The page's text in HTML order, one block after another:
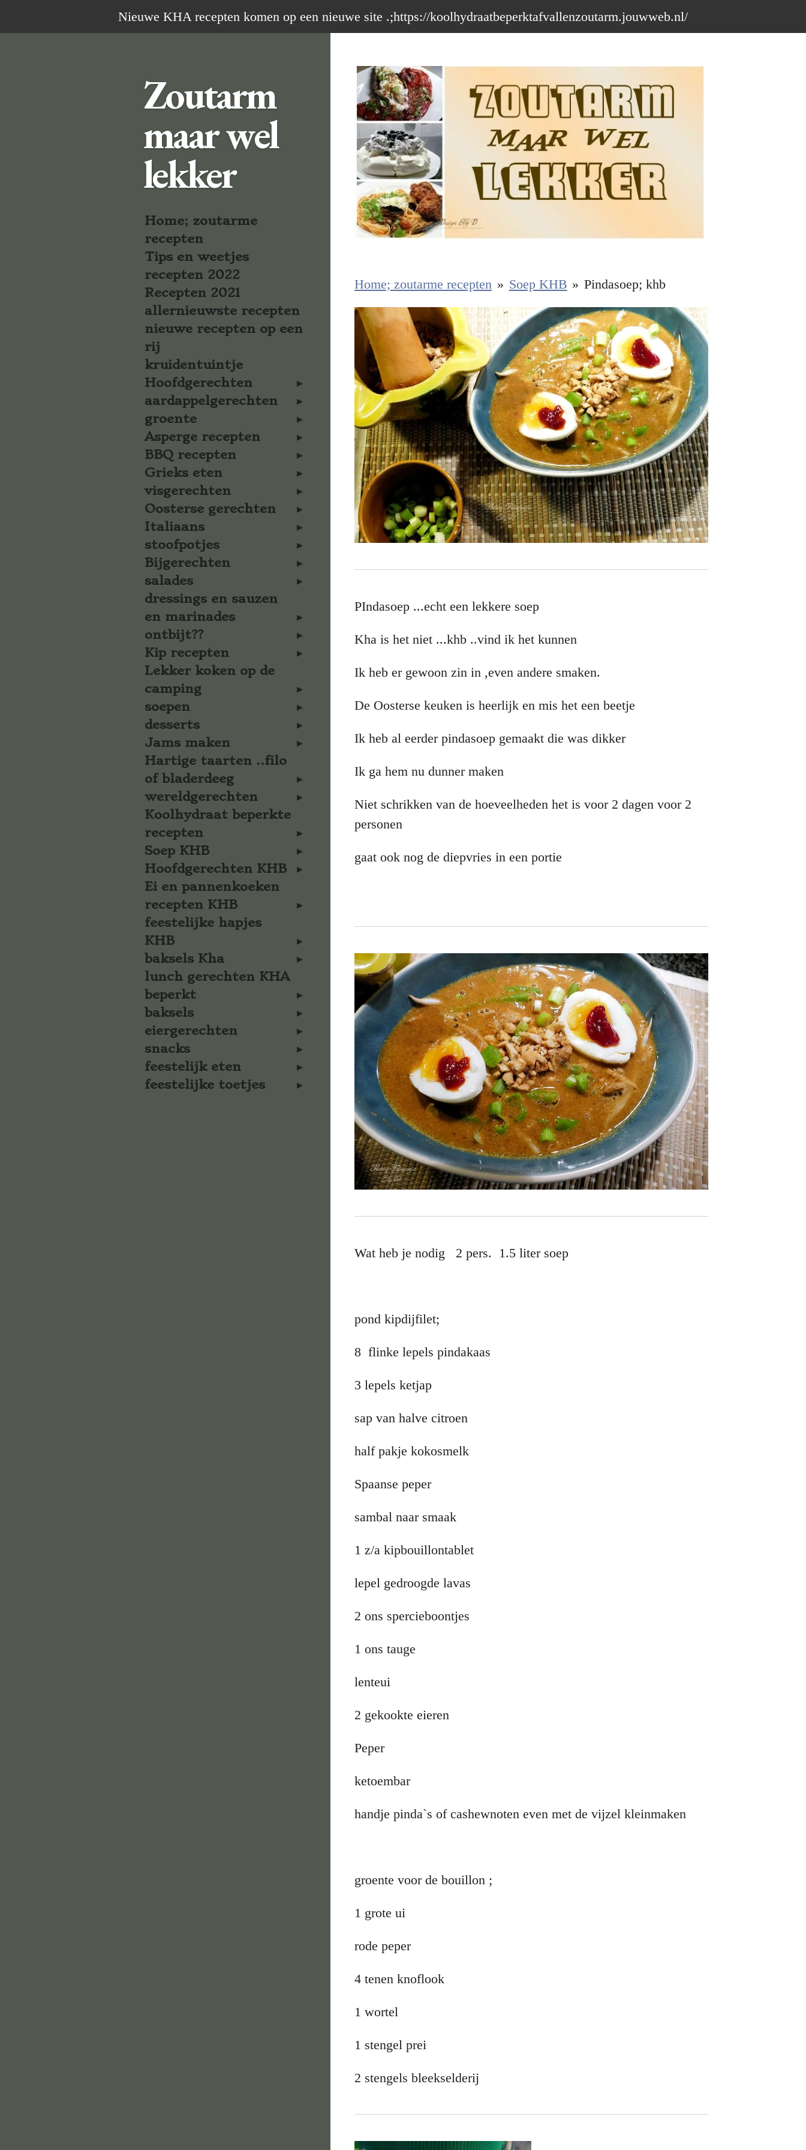
direct
Nieuwe KHA recepten komen op een nieuwe site .;https://koolhydraatbeperktafvallenzoutarm.jouwweb.nl/
Home; zoutarme recepten » Soep KHB » Pindasoep; khb
PIndasoep ...echt een lekkere soep
Kha is het niet ...khb ..vind ik het kunnen
Ik heb er gewoon zin in ,even andere smaken.
De Oosterse keuken is heerlijk en mis het een beetje
Ik heb al eerder pindasoep gemaakt die was dikker
Ik ga hem nu dunner maken
Niet schrikken van de hoeveelheden het is voor 2 dagen voor 2
personen
gaat ook nog de diepvries in een portie
Wat heb je nodig 2 pers. 1.5 liter soep
pond kipdijfilet;
8 flinke lepels pindakaas
3 lepels ketjap
sap van halve citroen
half pakje kokosmelk
Spaanse peper
sambal naar smaak
1 z/a kipbouillontablet
lepel gedroogde lavas
2 ons spercieboontjes
1 ons tauge
lenteui
2 gekookte eieren
Peper
ketoembar
handje pinda`s of cashewnoten even met de vijzel kleinmaken
groente voor de bouillon ;
1 grote ui
rode peper
4 tenen knoflook
1 wortel
1 stengel prei
2 stengels bleekselderij
Zoutarm
maar wel
lekker
Home; zoutarme
recepten
Tips en weetjes
recepten 2022
Recepten 2021
allernieuwste recepten
nieuwe recepten op een
rij
kruidentuintje
Hoofdgerechten
aardappelgerechten
groente
Asperge recepten
BBQ recepten
Grieks eten
visgerechten
Oosterse gerechten
Italiaans
stoofpotjes
Bijgerechten
salades
dressings en sauzen
en marinades
ontbijt??
Kip recepten
Lekker koken op de
camping
soepen
desserts
Jams maken
Hartige taarten ..filo
of bladerdeeg
wereldgerechten
Koolhydraat beperkte
recepten
Soep KHB
Hoofdgerechten KHB
Ei en pannenkoeken
recepten KHB
feestelijke hapjes
KHB
baksels Kha
lunch gerechten KHA
beperkt
baksels
eiergerechten
snacks
feestelijk eten
feestelijke toetjes